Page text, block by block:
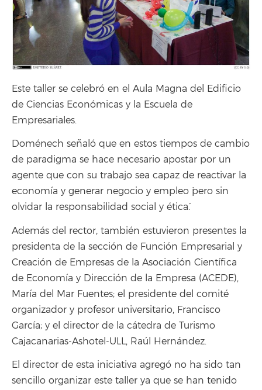
Este taller se celebró en el Aula Magna del Edificio
de Ciencias Económicas y la Escuela de
Empresariales.
Doménech señaló que en estos tiempos de cambio
de paradigma se hace necesario apostar por un
agente que con su trabajo sea capaz de reactivar la
economía y generar negocio y empleo `pero sin
olvidar la responsabilidad social y ética´.
Además del rector, también estuvieron presentes la
presidenta de la sección de Función Empresarial y
Creación de Empresas de la Asociación Científica
de Economía y Dirección de la Empresa (ACEDE),
María del Mar Fuentes; el presidente del comité
organizador y profesor universitario, Francisco
García; y el director de la cátedra de Turismo
Cajacanarias-Ashotel-ULL, Raúl Hernández.
El director de esta iniciativa agregó no ha sido tan
sencillo organizar este taller ya que se han tenido